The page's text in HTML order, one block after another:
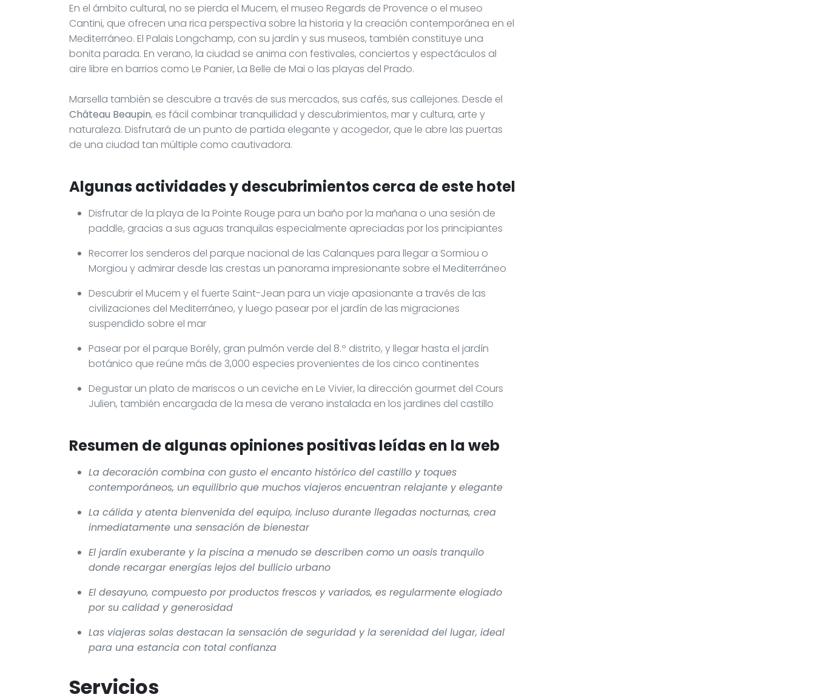
En el ámbito cultural, no se pierda el Mucem, el museo Regards de Provence o el museo
Cantini, que ofrecen una rica perspectiva sobre la historia y la creación contemporánea en el
Mediterráneo. El Palais Longchamp, con su jardín y sus museos, también constituye una
bonita parada. En verano, la ciudad se anima con festivales, conciertos y espectáculos al
aire libre en barrios como Le Panier, La Belle de Mai o las playas del Prado.
Marsella también se descubre a través de sus mercados, sus cafés, sus callejones. Desde el
Château Beaupin, es fácil combinar tranquilidad y descubrimientos, mar y cultura, arte y
naturaleza. Disfrutará de un punto de partida elegante y acogedor, que le abre las puertas
de una ciudad tan múltiple como cautivadora.
Algunas actividades y descubrimientos cerca de este hotel
Disfrutar de la playa de la Pointe Rouge para un baño por la mañana o una sesión de
paddle, gracias a sus aguas tranquilas especialmente apreciadas por los principiantes
Recorrer los senderos del parque nacional de las Calanques para llegar a Sormiou o
Morgiou y admirar desde las crestas un panorama impresionante sobre el Mediterráneo
Descubrir el Mucem y el fuerte Saint-Jean para un viaje apasionante a través de las
civilizaciones del Mediterráneo, y luego pasear por el jardín de las migraciones
suspendido sobre el mar
Pasear por el parque Borély, gran pulmón verde del 8.º distrito, y llegar hasta el jardín
botánico que reúne más de 3,000 especies provenientes de los cinco continentes
Degustar un plato de mariscos o un ceviche en Le Vivier, la dirección gourmet del Cours
Julien, también encargada de la mesa de verano instalada en los jardines del castillo
Resumen de algunas opiniones positivas leídas en la web
La decoración combina con gusto el encanto histórico del castillo y toques
contemporáneos, un equilibrio que muchos viajeros encuentran relajante y elegante
La cálida y atenta bienvenida del equipo, incluso durante llegadas nocturnas, crea
inmediatamente una sensación de bienestar
El jardín exuberante y la piscina a menudo se describen como un oasis tranquilo
donde recargar energías lejos del bullicio urbano
El desayuno, compuesto por productos frescos y variados, es regularmente elogiado
por su calidad y generosidad
Las viajeras solas destacan la sensación de seguridad y la serenidad del lugar, ideal
para una estancia con total confianza
Servicios